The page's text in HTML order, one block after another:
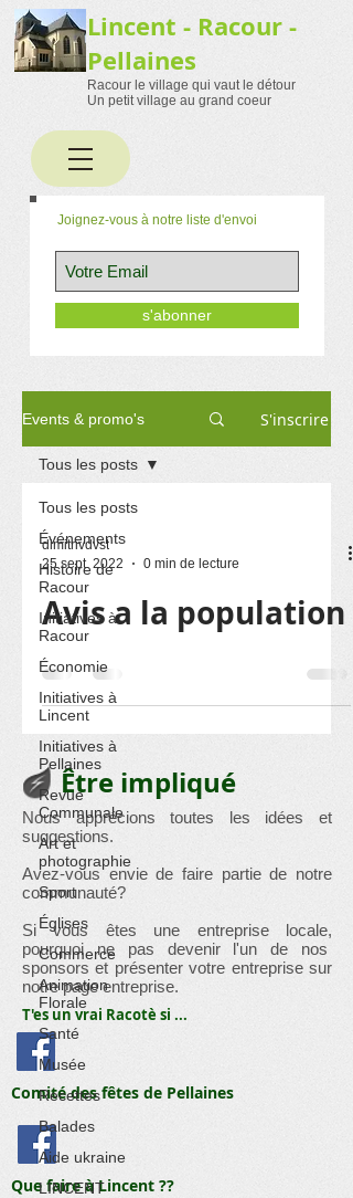
Lincent - Racour -
Pellaines
Racour le village qui vaut le détour
Un petit village au grand coeur
Joignez-vous à notre liste d'envoi
s'abonner
Events & promo's S'inscrire
Tous les posts
Événements
Histoire de
Racour
Initiatives à
Racour
Économie
Initiatives à
Lincent
Initiatives à
Pellaines
Revue
Communale
Art et
photographie
Sport
Églises
Commerce
Animation
Florale
Santé
Musée
Recettes
Balades
Aide ukraine
LINCENT
Tous les posts
dimitrivdvst
25 sept. 2022
0 min de lecture
Avis a la population
Être impliqué
Nous apprécions toutes les idées et
suggestions.
Avez-vous envie de faire partie de notre
communauté?
Si vous êtes une entreprise locale,
pourquoi ne pas devenir l'un de nos
sponsors et présenter votre entreprise sur
notre page entreprise.
T'es un vrai Racotè si ...
Comité des fêtes de Pellaines
Que faire à Lincent ??